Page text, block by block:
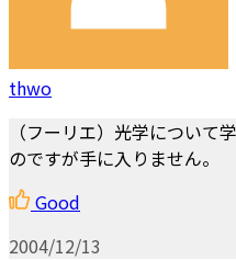
thwo
（フーリエ）光学について
のですが手に入りません。
Good
2004/12/13